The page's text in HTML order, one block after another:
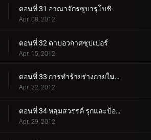
ตอนที่ 31 อาณาจักรซูบารุโบชิ
Apr. 08, 2012
ตอนที่ 32 ดาบอวกาศซุปเปอร์
Apr. 15, 2012
ตอนที่ 33 การทำร้ายร่างกายในเมืองโบราณ
Apr. 22, 2012
ตอนที่ 34 หลุมสวรรค์ รุกและป้องกัน
Apr. 29, 2012